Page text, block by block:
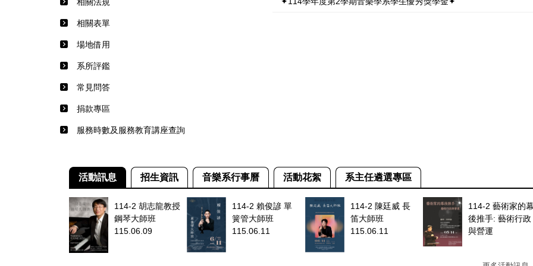
相關法規
相關表單
場地借用
系所評鑑
常見問答
捐款專區
服務時數及服務教育講座查詢
活動訊息 招生資訊 音樂系行事曆 活動花絮 系主任遴選專區
114-2 胡志龍教授
鋼琴大師班
115.06.09
114-2 賴俊諺 單
簧管大師班
115.06.11
114-2 陳廷威 長
笛大師班
115.06.11
114-2 藝術家的幕
後推手: 藝術行政
與營運